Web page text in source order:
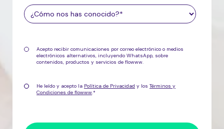
Acepto recibir comunicaciones por correo electrónico o medios
electrónicos alternativos, incluyendo WhatsApp, sobre
contenidos, productos y servicios de flowww.
He leído y acepto la Política de Privacidad y los Términos y
Condiciones de flowww.*